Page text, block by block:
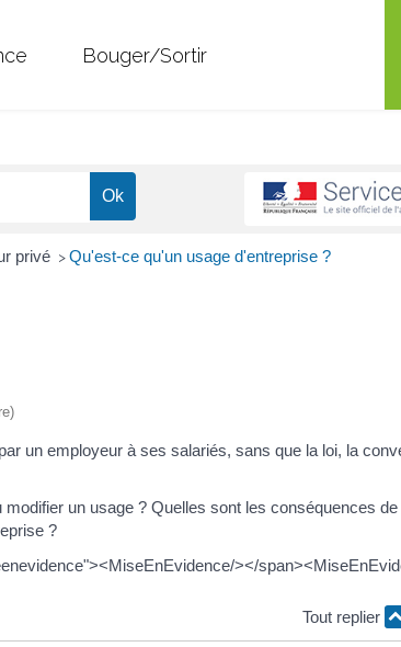
Bouger/Sortir
privé > Qu'est-ce qu'un usage d'entreprise ?
un employeur à ses salariés, sans que la loi, la
un usage ? Quelles sont les conséquences
?
></
Tout replier